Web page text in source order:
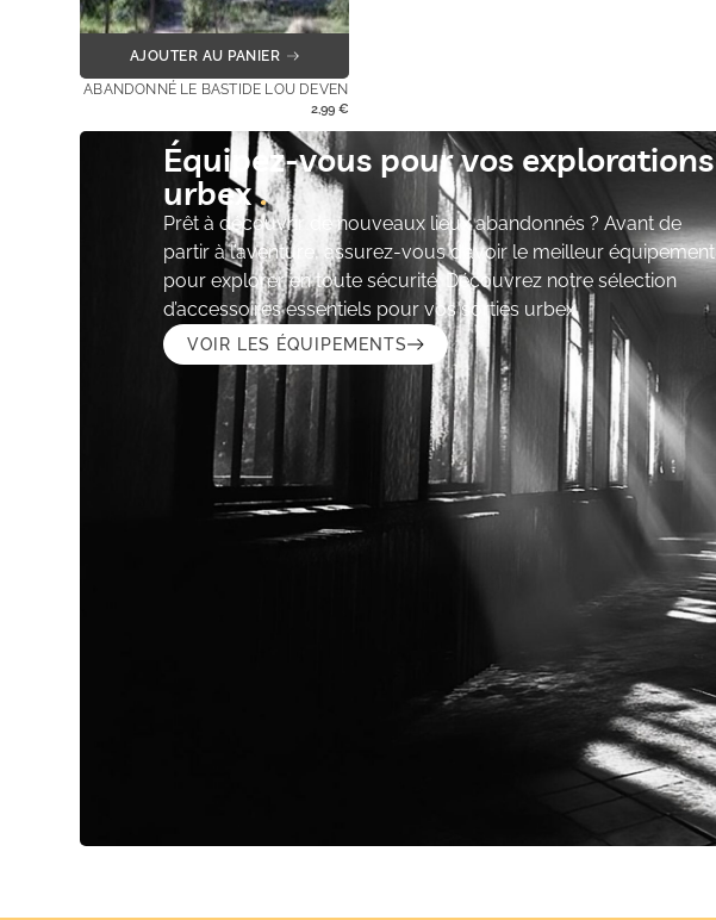
AJOUTER AU PANIER
ABANDONNÉ LE BASTIDE LOU DEVEN
2,99€
Équipez-vous pour vos explorations
urbex
Prêt à découvrir de nouveaux lieux abandonnés ? Avant de
partir à l’aventure, assurez-vous d’avoir le meilleur équipement
pour explorer en toute sécurité. Découvrez notre sélection
d’accessoires essentiels pour vos sorties urbex.
VOIR LES ÉQUIPEMENTS